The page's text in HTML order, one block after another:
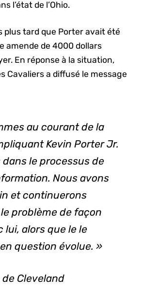
l’état de l’Ohio.
plus tard que Porter avait été
amende de 4000 dollars
En réponse à la situation,
Cavaliers a diffusé le message
au courant de la
Kevin Porter Jr.
dans le processus de
Nous avons
et continuerons
problème de façon
lui, alors que le le
question évolue. »
de Cleveland